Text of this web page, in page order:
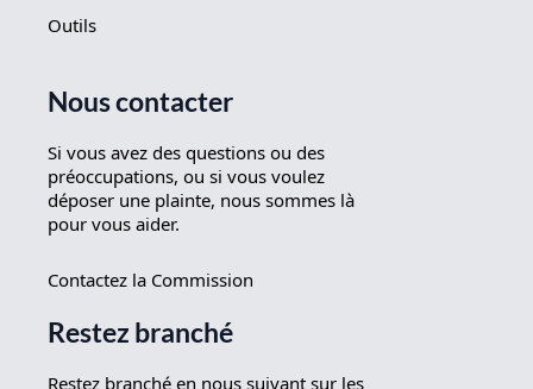
Outils
Nous contacter
Si vous avez des questions ou des
préoccupations, ou si vous voulez
déposer une plainte, nous sommes là
pour vous aider.
Contactez la Commission
Restez branché
Restez branché en nous suivant sur les